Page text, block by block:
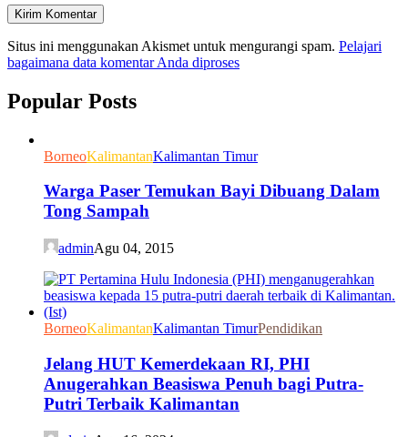
Situs ini menggunakan Akismet untuk mengurangi spam. Pelajari
bagaimana data komentar Anda diproses
Popular Posts
BorneoKalimantanKalimantan Timur
Warga Paser Temukan Bayi Dibuang Dalam
Tong Sampah
adminAgu 04, 2015
BorneoKalimantanKalimantan TimurPendidikan
Jelang HUT Kemerdekaan RI, PHI
Anugerahkan Beasiswa Penuh bagi Putra-
Putri Terbaik Kalimantan